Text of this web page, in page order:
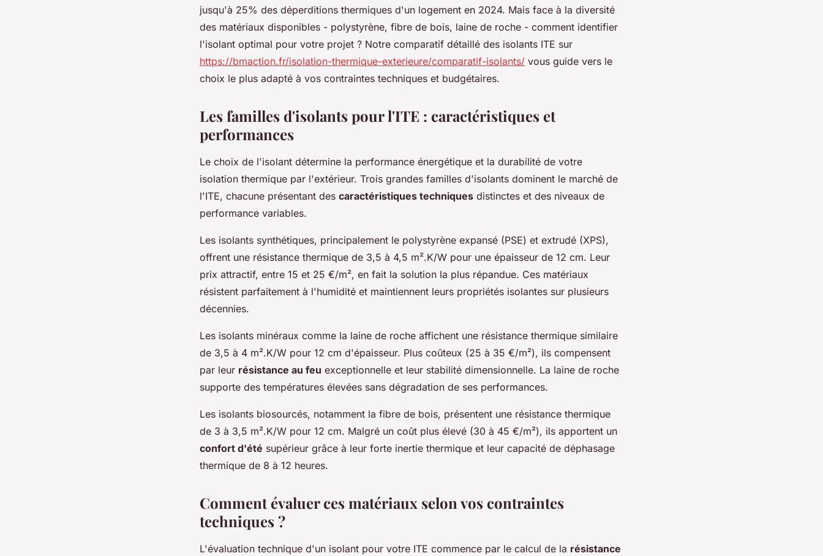
jusqu'à 25% des déperditions thermiques d'un logement en 2024. Mais face à la diversité
des matériaux disponibles - polystyrène, fibre de bois, laine de roche - comment identifier
l'isolant optimal pour votre projet ? Notre comparatif détaillé des isolants ITE sur
https://bmaction.fr/isolation-thermique-exterieure/comparatif-isolants/ vous guide vers le
choix le plus adapté à vos contraintes techniques et budgétaires.
Les familles d'isolants pour l'ITE : caractéristiques et
performances
Le choix de l'isolant détermine la performance énergétique et la durabilité de votre
isolation thermique par l'extérieur. Trois grandes familles d'isolants dominent le marché de
l'ITE, chacune présentant des caractéristiques techniques distinctes et des niveaux de
performance variables.
Les isolants synthétiques, principalement le polystyrène expansé (PSE) et extrudé (XPS),
offrent une résistance thermique de 3,5 à 4,5 m².K/W pour une épaisseur de 12 cm. Leur
prix attractif, entre 15 et 25 €/m², en fait la solution la plus répandue. Ces matériaux
résistent parfaitement à l'humidité et maintiennent leurs propriétés isolantes sur plusieurs
décennies.
Les isolants minéraux comme la laine de roche affichent une résistance thermique similaire
de 3,5 à 4 m².K/W pour 12 cm d'épaisseur. Plus coûteux (25 à 35 €/m²), ils compensent
par leur résistance au feu exceptionnelle et leur stabilité dimensionnelle. La laine de roche
supporte des températures élevées sans dégradation de ses performances.
Les isolants biosourcés, notamment la fibre de bois, présentent une résistance thermique
de 3 à 3,5 m².K/W pour 12 cm. Malgré un coût plus élevé (30 à 45 €/m²), ils apportent un
confort d'été supérieur grâce à leur forte inertie thermique et leur capacité de déphasage
thermique de 8 à 12 heures.
Comment évaluer ces matériaux selon vos contraintes
techniques ?
L'évaluation technique d'un isolant pour votre ITE commence par le calcul de la résistance